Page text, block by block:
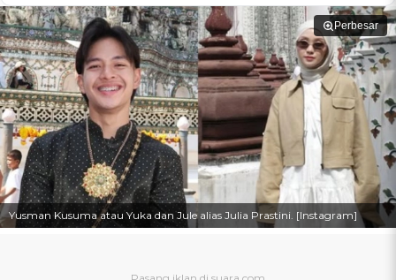
Perbesar
Yusman Kusuma atau Yuka dan Jule alias Julia Prastini. [Instagram]